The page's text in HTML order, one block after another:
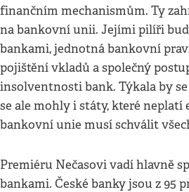
finančním mechanismům. Ty
na bankovní unii. Jejími pilíři
bankami, jednotná bankovní
pojištění vkladů a společný
insolventnosti bank. Týkala by
se ale mohly i státy, které neplatí
bankovní unie musí schválit
Premiéru Nečasovi vadí hlavně
bankami. České banky jsou z 95